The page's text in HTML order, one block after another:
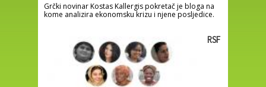
Grčki novinar Kostas Kallergis pokretač je bloga na
kome analizira ekonomsku krizu i njene posljedice.
RSF